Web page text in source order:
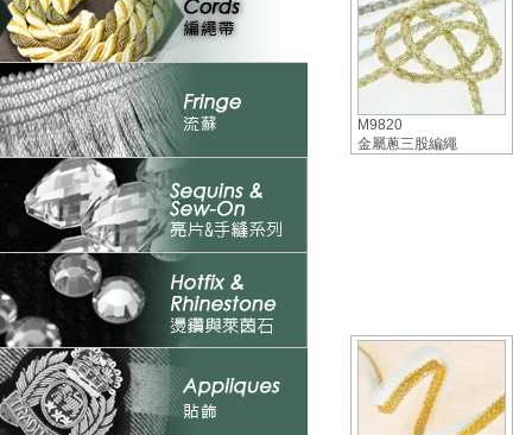
M9820
金屬蔥三股編繩